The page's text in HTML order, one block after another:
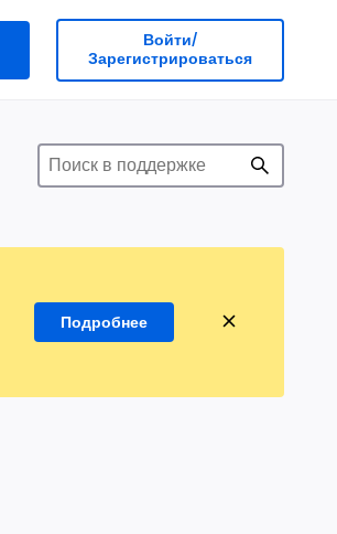
Войти/
Зарегистрироваться
Подробнее